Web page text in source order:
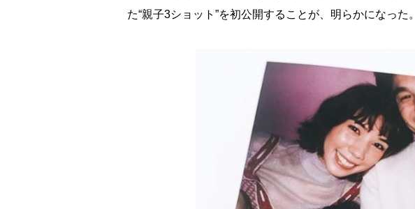
た“親子3ショット”を初公開することが、明らかになった。